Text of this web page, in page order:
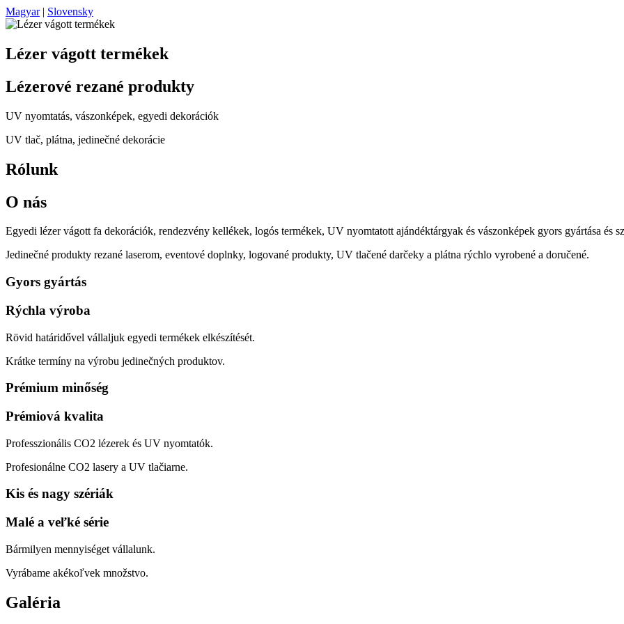
Magyar| Slovensky
Lézer vágott termékek
Lézerové rezané produkty
UV nyomtatás, vászonképek, egyedi dekorációk
UV tlač, plátna, jedinečné dekorácie
Rólunk
O nás
Egyedi lézer vágott fa dekorációk, rendezvény kellékek, logós termékek, UV nyomtatott ajándéktárgyak és vászonképek gyors gyártása és
Jedinečné produkty rezané laserom, eventové doplnky, logované produkty, UV tlačené darčeky a plátna rýchlo vyrobené a doručené.
Gyors gyártás
Rýchla výroba
Rövid határidővel vállaljuk egyedi termékek elkészítését.
Krátke termíny na výrobu jedinečných produktov.
Prémium minőség
Prémiová kvalita
Professzionális CO2 lézerek és UV nyomtatók.
Profesionálne CO2 lasery a UV tlačiarne.
Kis és nagy szériák
Malé a veľké série
Bármilyen mennyiséget vállalunk.
Vyrábame akékoľvek množstvo.
Galéria